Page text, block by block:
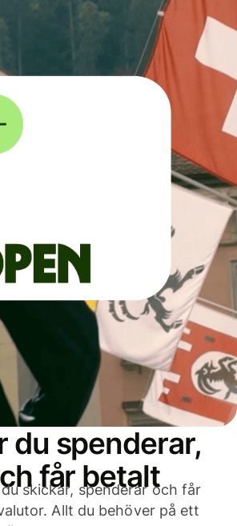
du spenderar,
får betalt
skickar, spenderar och får
Allt du behöver på ett